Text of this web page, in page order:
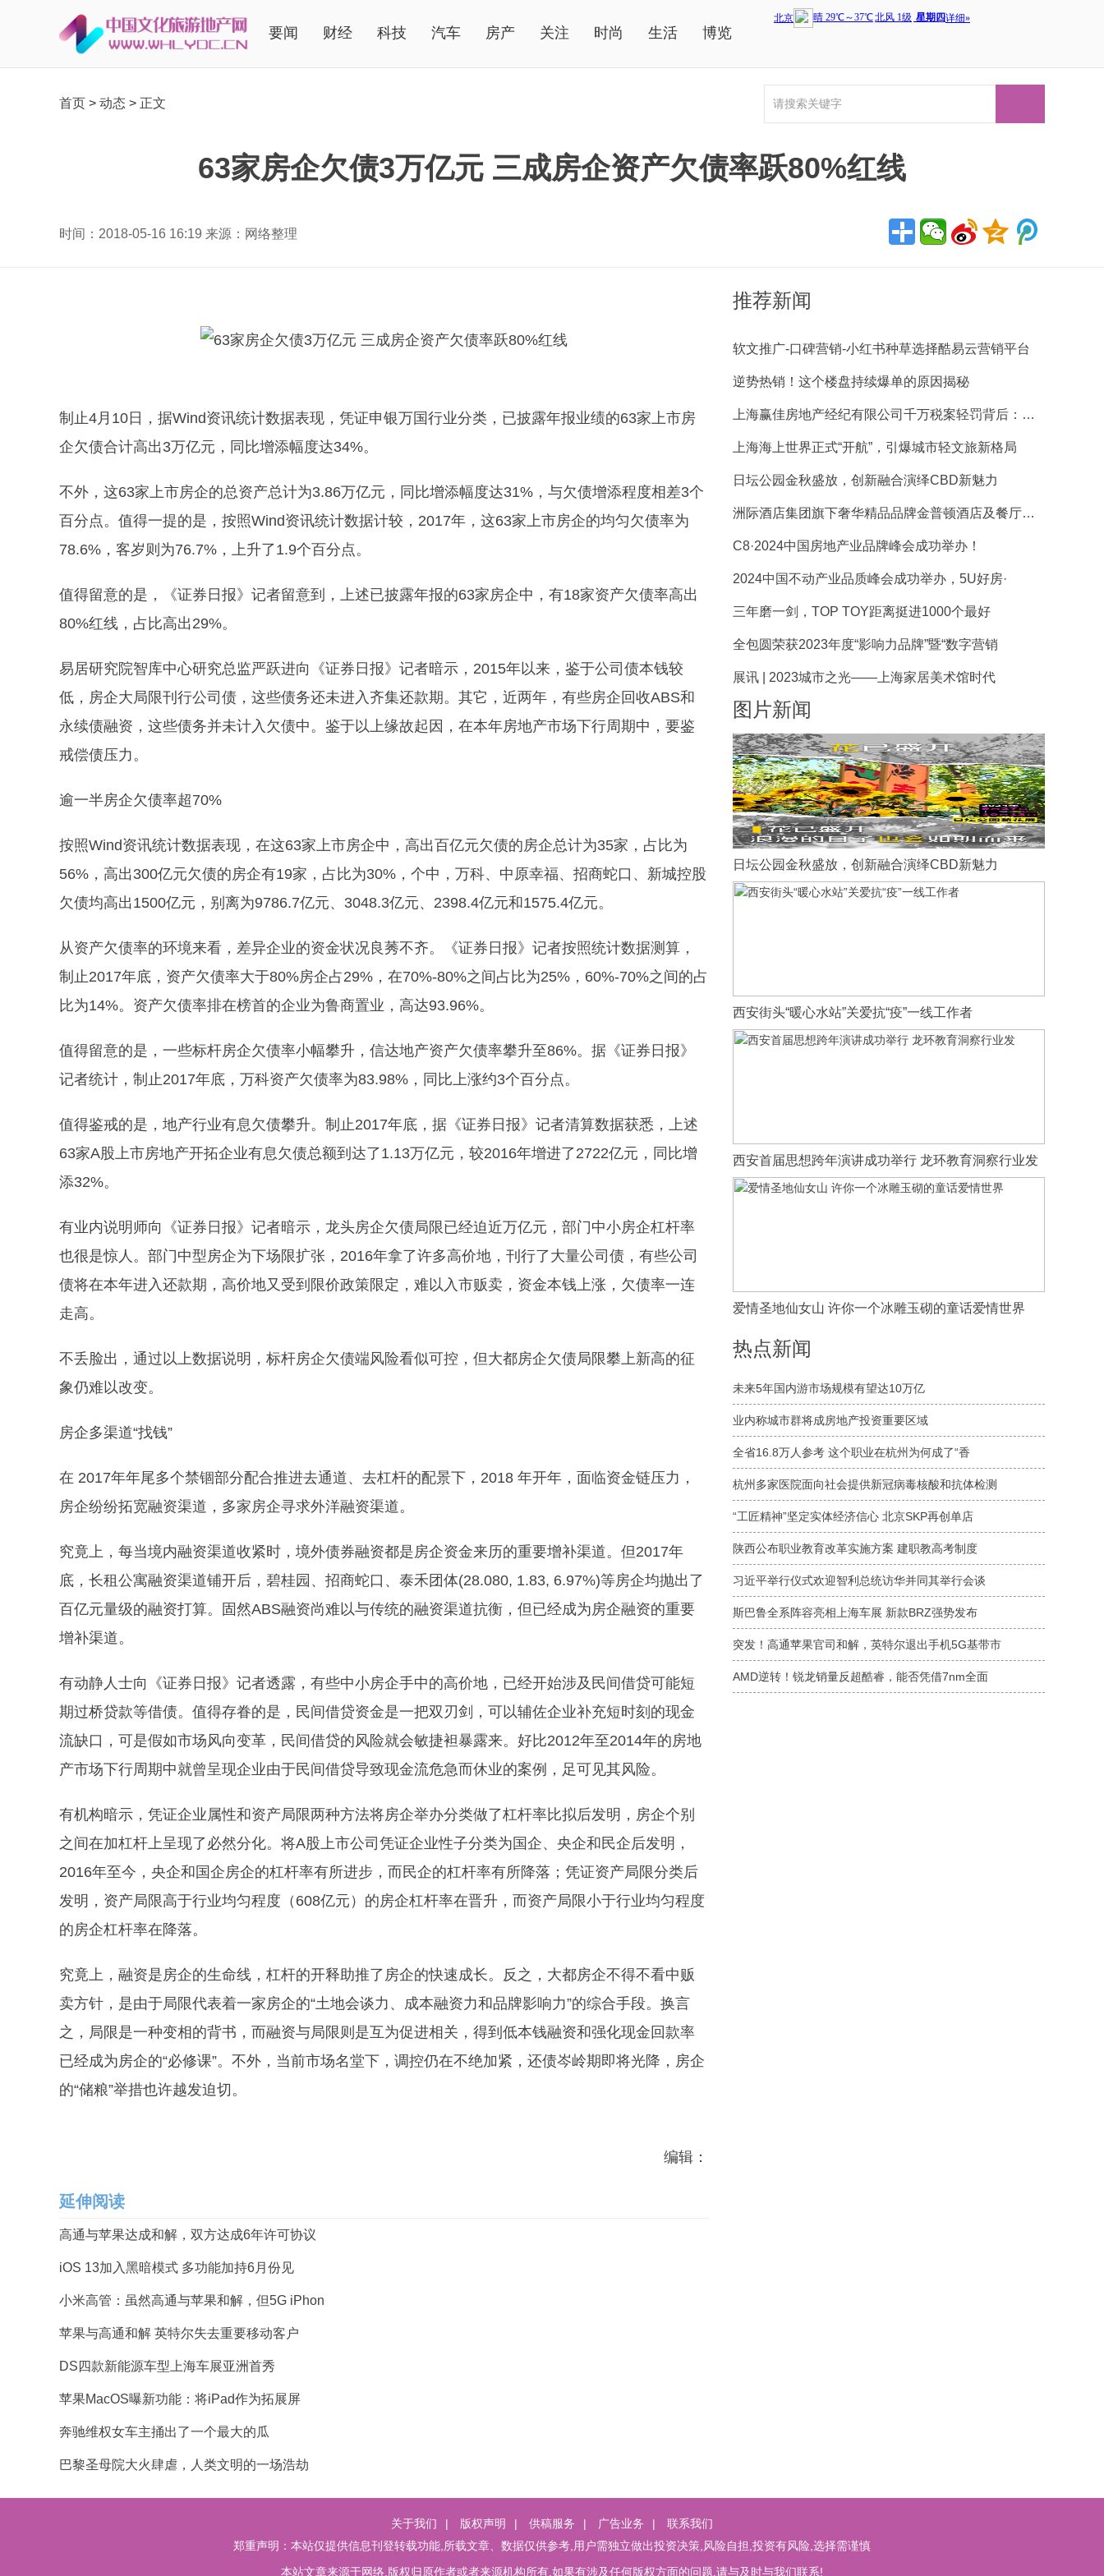
要闻 财经 科技 汽车 房产 关注 时尚 生活 博览
首页 > 动态 > 正文
63家房企欠债3万亿元 三成房企资产欠债率跃80%红线
时间：2018-05-16 16:19 来源：网络整理
制止4月10日，据Wind资讯统计数据表现，凭证申银万国行业分类，已披露年报业绩的63家上市房
企欠债合计高出3万亿元，同比增添幅度达34%。
不外，这63家上市房企的总资产总计为3.86万亿元，同比增添幅度达31%，与欠债增添程度相差3个
百分点。值得一提的是，按照Wind资讯统计数据计较，2017年，这63家上市房企的均匀欠债率为
78.6%，客岁则为76.7%，上升了1.9个百分点。
值得留意的是，《证券日报》记者留意到，上述已披露年报的63家房企中，有18家资产欠债率高出
80%红线，占比高出29%。
易居研究院智库中心研究总监严跃进向《证券日报》记者暗示，2015年以来，鉴于公司债本钱较
低，房企大局限刊行公司债，这些债务还未进入齐集还款期。其它，近两年，有些房企回收ABS和
永续债融资，这些债务并未计入欠债中。鉴于以上缘故起因，在本年房地产市场下行周期中，要鉴
戒偿债压力。
逾一半房企欠债率超70%
按照Wind资讯统计数据表现，在这63家上市房企中，高出百亿元欠债的房企总计为35家，占比为
56%，高出300亿元欠债的房企有19家，占比为30%，个中，万科、中原幸福、招商蛇口、新城控股
欠债均高出1500亿元，别离为9786.7亿元、3048.3亿元、2398.4亿元和1575.4亿元。
从资产欠债率的环境来看，差异企业的资金状况良莠不齐。《证券日报》记者按照统计数据测算，
制止2017年底，资产欠债率大于80%房企占29%，在70%-80%之间占比为25%，60%-70%之间的占
比为14%。资产欠债率排在榜首的企业为鲁商置业，高达93.96%。
值得留意的是，一些标杆房企欠债率小幅攀升，信达地产资产欠债率攀升至86%。据《证券日报》
记者统计，制止2017年底，万科资产欠债率为83.98%，同比上涨约3个百分点。
值得鉴戒的是，地产行业有息欠债攀升。制止2017年底，据《证券日报》记者清算数据获悉，上述
63家A股上市房地产开拓企业有息欠债总额到达了1.13万亿元，较2016年增进了2722亿元，同比增
添32%。
有业内说明师向《证券日报》记者暗示，龙头房企欠债局限已经迫近万亿元，部门中小房企杠杆率
也很是惊人。部门中型房企为下场限扩张，2016年拿了许多高价地，刊行了大量公司债，有些公司
债将在本年进入还款期，高价地又受到限价政策限定，难以入市贩卖，资金本钱上涨，欠债率一连
走高。
不丢脸出，通过以上数据说明，标杆房企欠债端风险看似可控，但大都房企欠债局限攀上新高的征
象仍难以改变。
房企多渠道“找钱”
在 2017年年尾多个禁锢部分配合推进去通道、去杠杆的配景下，2018 年开年，面临资金链压力，
房企纷纷拓宽融资渠道，多家房企寻求外洋融资渠道。
究竟上，每当境内融资渠道收紧时，境外债券融资都是房企资金来历的重要增补渠道。但2017年
底，长租公寓融资渠道铺开后，碧桂园、招商蛇口、泰禾团体(28.080, 1.83, 6.97%)等房企均抛出了
百亿元量级的融资打算。固然ABS融资尚难以与传统的融资渠道抗衡，但已经成为房企融资的重要
增补渠道。
有动静人士向《证券日报》记者透露，有些中小房企手中的高价地，已经开始涉及民间借贷可能短
期过桥贷款等借债。值得存眷的是，民间借贷资金是一把双刃剑，可以辅佐企业补充短时刻的现金
流缺口，可是假如市场风向变革，民间借贷的风险就会敏捷袒暴露来。好比2012年至2014年的房地
产市场下行周期中就曾呈现企业由于民间借贷导致现金流危急而休业的案例，足可见其风险。
有机构暗示，凭证企业属性和资产局限两种方法将房企举办分类做了杠杆率比拟后发明，房企个别
之间在加杠杆上呈现了必然分化。将A股上市公司凭证企业性子分类为国企、央企和民企后发明，
2016年至今，央企和国企房企的杠杆率有所进步，而民企的杠杆率有所降落；凭证资产局限分类后
发明，资产局限高于行业均匀程度（608亿元）的房企杠杆率在晋升，而资产局限小于行业均匀程度
的房企杠杆率在降落。
究竟上，融资是房企的生命线，杠杆的开释助推了房企的快速成长。反之，大都房企不得不看中贩
卖方针，是由于局限代表着一家房企的“土地会谈力、成本融资力和品牌影响力”的综合手段。换言
之，局限是一种变相的背书，而融资与局限则是互为促进相关，得到低本钱融资和强化现金回款率
已经成为房企的“必修课”。不外，当前市场名堂下，调控仍在不绝加紧，还债岑岭期即将光降，房企
的“储粮”举措也许越发迫切。
编辑：
延伸阅读
高通与苹果达成和解，双方达成6年许可协议
iOS 13加入黑暗模式 多功能加持6月份见
小米高管：虽然高通与苹果和解，但5G iPhon
苹果与高通和解 英特尔失去重要移动客户
DS四款新能源车型上海车展亚洲首秀
苹果MacOS曝新功能：将iPad作为拓展屏
奔驰维权女车主捅出了一个最大的瓜
巴黎圣母院大火肆虐，人类文明的一场浩劫
推荐新闻
软文推广-口碑营销-小红书种草选择酷易云营销平台
​逆势热销！这个楼盘持续爆单的原因揭秘
上海赢佳房地产经纪有限公司千万税案轻罚背后：一场
上海海上世界正式“开航”，引爆城市轻文旅新格局
日坛公园金秋盛放，创新融合演绎CBD新魅力
洲际酒店集团旗下奢华精品品牌金普顿酒店及餐厅入驻
C8·2024中国房地产业品牌峰会成功举办！
2024中国不动产业品质峰会成功举办，5U好房·
三年磨一剑，TOP TOY距离挺进1000个最好
全包圆荣获2023年度“影响力品牌”暨“数字营销
展讯 | 2023城市之光——上海家居美术馆时代
图片新闻
日坛公园金秋盛放，创新融合演绎CBD新魅力
西安街头“暖心水站”关爱抗“疫”一线工作者
西安首届思想跨年演讲成功举行 龙环教育洞察行业发
爱情圣地仙女山 许你一个冰雕玉砌的童话爱情世界
热点新闻
未来5年国内游市场规模有望达10万亿
业内称城市群将成房地产投资重要区域
全省16.8万人参考 这个职业在杭州为何成了“香
杭州多家医院面向社会提供新冠病毒核酸和抗体检测
“工匠精神”坚定实体经济信心 北京SKP再创单店
陕西公布职业教育改革实施方案 建职教高考制度
习近平举行仪式欢迎智利总统访华并同其举行会谈
斯巴鲁全系阵容亮相上海车展 新款BRZ强势发布
突发！高通苹果官司和解，英特尔退出手机5G基带市
AMD逆转！锐龙销量反超酷睿，能否凭借7nm全面
关于我们 | 版权声明 | 供稿服务 | 广告业务 |
联系我们
郑重声明：本站仅提供信息刊登转载功能,所载文章、数据仅供参考,用户需独立做出投资决策,风险自担,投资有风险,选择需谨慎
本站文章来源于网络,版权归原作者或者来源机构所有,如果有涉及任何版权方面的问题,请与及时与我们联系!